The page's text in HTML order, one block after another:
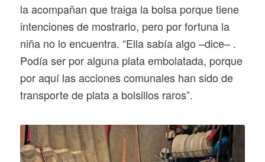
la acompañan que traiga la bolsa porque tiene
intenciones de mostrarlo, pero por fortuna la
niña no lo encuentra. “Ella sabía algo –dice– .
Podía ser por alguna plata embolatada, porque
por aquí las acciones comunales han sido de
transporte de plata a bolsillos raros”.